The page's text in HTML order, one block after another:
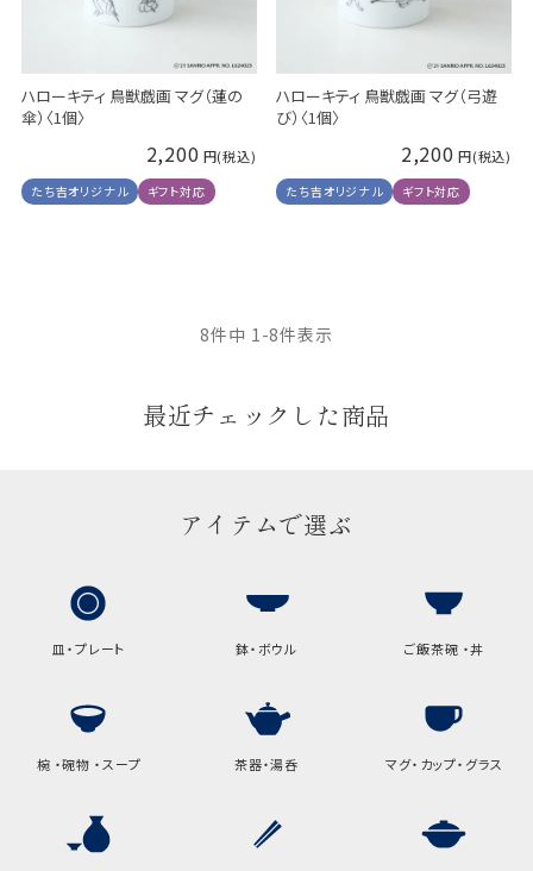
ハローキティ 鳥獣戯画 マグ（蓮の
傘）〈1個〉
2,200
たち吉オリジナル ギフト対応
ハローキティ 鳥獣戯画 マグ（弓遊
び）〈1個〉
2,200
たち吉オリジナル ギフト対応
8件中 1-8件表示
最近チェックした商品
アイテムで選ぶ
皿・プレート 鉢・ボウル ご飯茶碗 ・丼
椀 ・碗物 ・スープ 茶器・湯呑 マグ・カップ・グラス